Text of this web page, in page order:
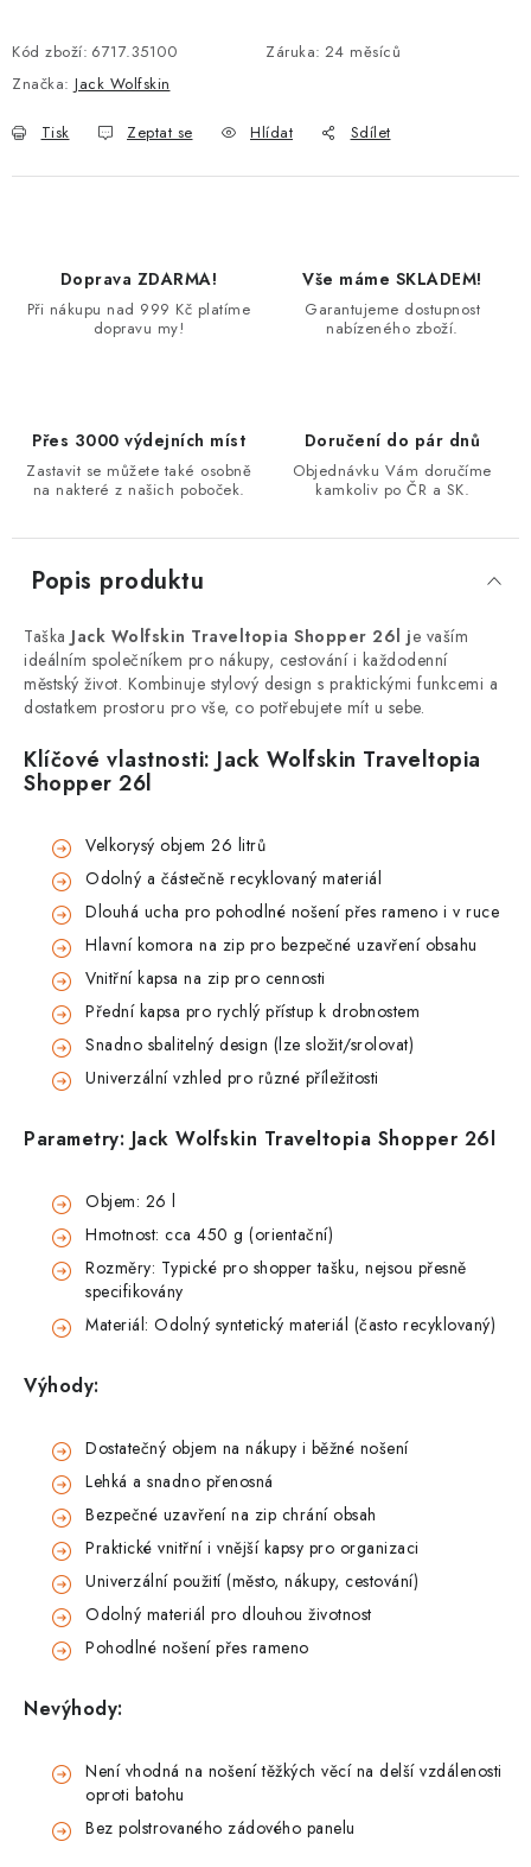
Kód zboží: 6717.35100 Záruka: 24 měsíců
Značka: Jack Wolfskin
Tisk Zeptat se Hlídat Sdílet
Doprava ZDARMA!
Při nákupu nad 999 Kč platíme
dopravu my!
Vše máme SKLADEM!
Garantujeme dostupnost
nabízeného zboží.
Přes 3000 výdejních míst
Zastavit se můžete také osobně
na nakteré z našich poboček.
Doručení do pár dnů
Objednávku Vám doručíme
kamkoliv po ČR a SK.
Popis produktu
Taška Jack Wolfskin Traveltopia Shopper 26l je vaším
ideálním společníkem pro nákupy, cestování i každodenní
městský život. Kombinuje stylový design s praktickými funkcemi a
dostatkem prostoru pro vše, co potřebujete mít u sebe.
Klíčové vlastnosti: Jack Wolfskin Traveltopia
Shopper 26l
Velkorysý objem 26 litrů
Odolný a částečně recyklovaný materiál
Dlouhá ucha pro pohodlné nošení přes rameno i v ruce
Hlavní komora na zip pro bezpečné uzavření obsahu
Vnitřní kapsa na zip pro cennosti
Přední kapsa pro rychlý přístup k drobnostem
Snadno sbalitelný design (lze složit/srolovat)
Univerzální vzhled pro různé příležitosti
Parametry: Jack Wolfskin Traveltopia Shopper 26l
Objem: 26 l
Hmotnost: cca 450 g (orientační)
Rozměry: Typické pro shopper tašku, nejsou přesně
specifikovány
Materiál: Odolný syntetický materiál (často recyklovaný)
Výhody:
Dostatečný objem na nákupy i běžné nošení
Lehká a snadno přenosná
Bezpečné uzavření na zip chrání obsah
Praktické vnitřní i vnější kapsy pro organizaci
Univerzální použití (město, nákupy, cestování)
Odolný materiál pro dlouhou životnost
Pohodlné nošení přes rameno
Nevýhody:
Není vhodná na nošení těžkých věcí na delší vzdálenosti
oproti batohu
Bez polstrovaného zádového panelu